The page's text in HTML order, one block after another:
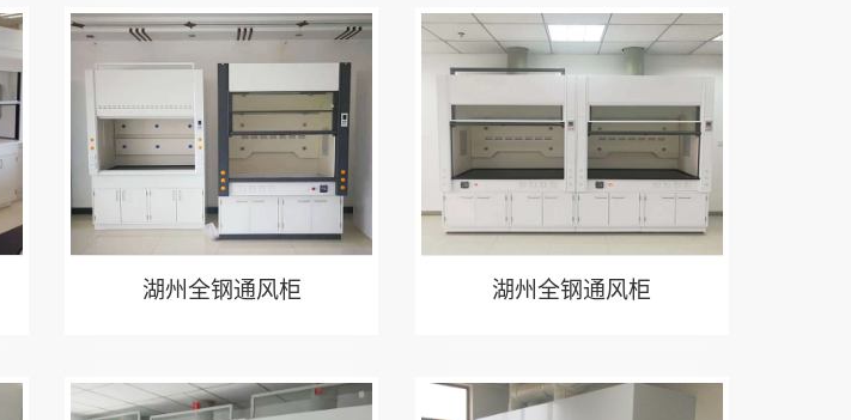
湖州全钢通风柜 湖州全钢通风柜